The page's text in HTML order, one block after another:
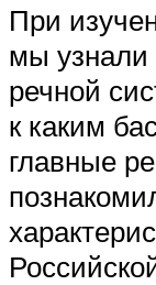
При
мы узнали
речной
к каким
главные